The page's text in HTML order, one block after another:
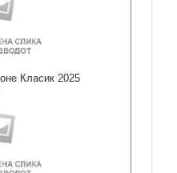
Класик 2025